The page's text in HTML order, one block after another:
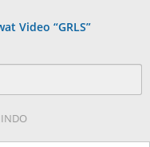
Video “GRLS”